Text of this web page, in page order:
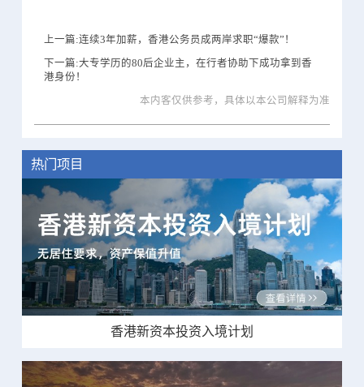
上一篇:连续3年加薪，香港公务员成两岸求职“爆款”！
下一篇:大专学历的80后企业主，在行者协助下成功拿到香
港身份！
本内客仅供参考，具体以本公司解释为准
热门项目
香港新资本投资入境计划